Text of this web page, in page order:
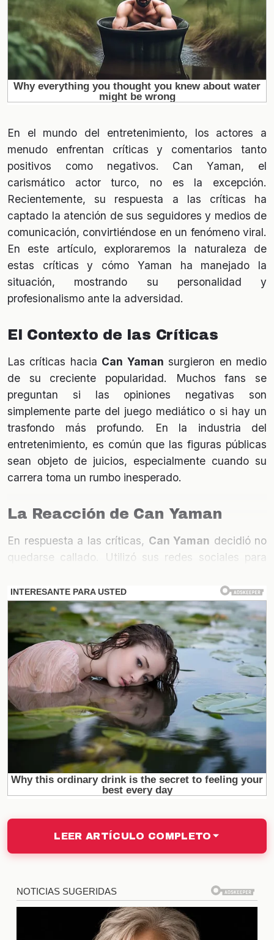
En el mundo del entretenimiento, los actores a
menudo enfrentan críticas y comentarios tanto
positivos como negativos. Can Yaman, el
carismático actor turco, no es la excepción.
Recientemente, su respuesta a las críticas ha
captado la atención de sus seguidores y medios de
comunicación, convirtiéndose en un fenómeno viral.
En este artículo, exploraremos la naturaleza de
estas críticas y cómo Yaman ha manejado la
situación, mostrando su personalidad y
profesionalismo ante la adversidad.
El Contexto de las Críticas
Las críticas hacia Can Yaman surgieron en medio
de su creciente popularidad. Muchos fans se
preguntan si las opiniones negativas son
simplemente parte del juego mediático o si hay un
trasfondo más profundo. En la industria del
entretenimiento, es común que las figuras públicas
sean objeto de juicios, especialmente cuando su
carrera toma un rumbo inesperado.
La Reacción de Can Yaman
En respuesta a las críticas, Can Yaman decidió no
quedarse callado. Utilizó sus redes sociales para
enfoque directo y sincero resonó con muchos de
sus seguidores, quienes lo apoyaron
incondicionalmente. Esta reacción ha reforzado su
imagen como un artista auténtico y comprometido
con su carrera.
Impacto en la Carrera de Yaman
Las críticas, lejos de perjudicar a Can Yaman,
parecen haber tenido un efecto positivo en su
carrera. Aumentaron su visibilidad y atrajeron la
atención de nuevos públicos. Esto se traduce en
más oportunidades laborales y colaboraciones,
ser aprovechadas de manera constructiva en el
mundo del espectáculo.
Los seguidores deCan Yamanhan jugado un papel
crucial en esta situación. A través de campañas en
redes sociales, han defendido a su ídolo y han
LEER ARTÍCULO COMPLETO